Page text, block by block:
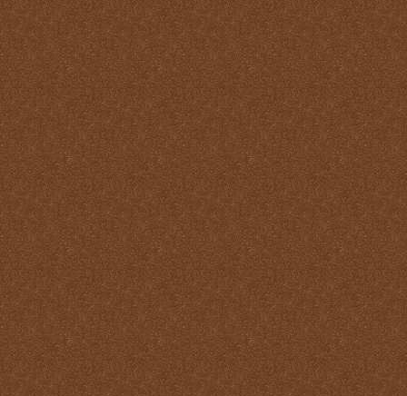
No hay cosa que más odie
el demonio que la Santa
Misa
Nuestra vida debe ser una
Santa Misa prolongada
Nuestro sacrificio se
transforma en el sacrificio
de Cristo
Ofertorio
Participación
Partícipes de la naturaleza
divina
Petición y acción de
gracias
Plegarias Eucarísticas
Por Cristo con Él y en Él
Preparación para la Santa
Misa
Real y verdadera presencia